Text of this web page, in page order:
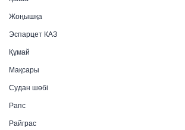
Жоңышқа
Эспарцет КАЗ
Құмай
Мақсары
Судан шөбі
Рапс
Райграс